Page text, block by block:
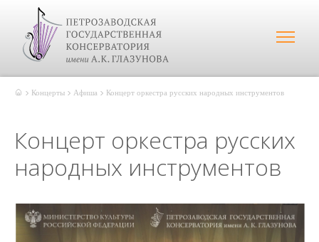
Концерты Афиша Концерт оркестра русских народных инструментов
Концерт оркестра русских
народных инструментов